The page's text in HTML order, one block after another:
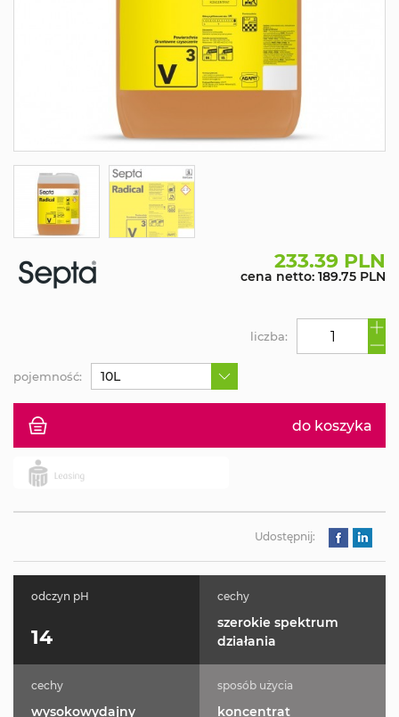
233.39 PLN
cena netto: 189.75 PLN
do koszyka
liczba:
pojemność: 10L
Udostępnij:
odczyn pH
14
cechy
szerokie spektrum
działania
cechy
wysokowydajny
sposób użycia
koncentrat